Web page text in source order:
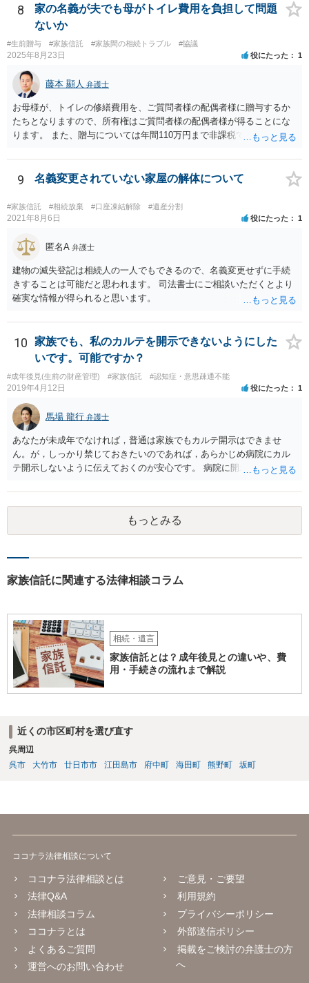
視野に入れておられる場合は、お近くの弁護士、できれば相続に強い
弁護士にご相談なさるとよいでしょう。
8
家の名義が夫でも母がトイレ費用を負担して問題
ないか
#生前贈与 #家族信託 #家族間の相続トラブル #協議
2025年8月23日 役にたった 1
藤本 顯人 弁護士
お母様が、トイレの修繕費用を、ご質問者様の配偶者様に贈与するか
たちとなりますので、所有権はご質問者様の配偶者様が得ることにな
ります。 また、贈与については年間110万円まで非課税であり、トイ
9 名義変更されていない家屋の解体について
#家族信託 #相続放棄 #口座凍結解除 #遺産分割
2021年8月6日 役にたった 1
匿名A 弁護士
建物の滅失登記は相続人の一人でもできるので、名義変更せずに手続
きすることは可能だと思われます。 司法書士にご相談いただくとより
確実な情報が得られると思います。
10
家族でも、私のカルテを開示できないようにした
いです。可能ですか？
#成年後見(生前の財産管理) #家族信託 #認知症・意思疎通不能
2019年4月12日 役にたった 1
馬場 龍行 弁護士
あなたが未成年でなければ，普通は家族でもカルテ開示はできませ
ん。が，しっかり禁じておきたいのであれば，あらかじめ病院にカル
テ開示しないように伝えておくのが安心です。 病院に開示しないよう
可能性は低いのでコストパフォーマンスとしてはどうかなという感じ
がします。
もっとみる
家族信託に関連する法律相談コラム
相続・遺言
家族信託とは？成年後見との違いや、費
用・手続きの流れまで解説
近くの市区町村を選び直す
呉周辺
呉市
大竹市 廿日市市 江田島市 府中町 海田町 熊野町 坂町
ココナラ法律相談について
ココナラ法律相談とは
法律Q&A
法律相談コラム
ココナラとは
よくあるご質問
運営へのお問い合わせ
ご意見・ご要望
利用規約
プライバシーポリシー
外部送信ポリシー
掲載をご検討の弁護士の方
へ